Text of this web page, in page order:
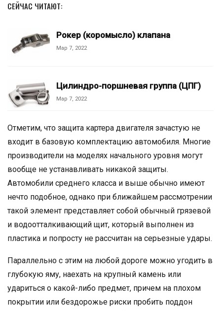
СЕЙЧАС ЧИТАЮТ:
Рокер (коромысло) клапана
Мар 7, 2022
Цилиндро-поршневая группа (ЦПГ)
Мар 7, 2022
Отметим, что защита картера двигателя зачастую не
входит в базовую комплектацию автомобиля. Многие
производители на моделях начального уровня могут
вообще не устанавливать никакой защиты.
Автомобили среднего класса и выше обычно имеют
нечто подобное, однако при ближайшем рассмотрении
такой элемент представляет собой обычный грязевой
и водоотталкивающий щит, который выполнен из
пластика и попросту не рассчитан на серьезные удары.
Параллельно с этим на любой дороге можно угодить в
глубокую яму, наехать на крупный камень или
удариться о какой-либо предмет, причем на плохом
покрытии или бездорожье риски пробить поддон